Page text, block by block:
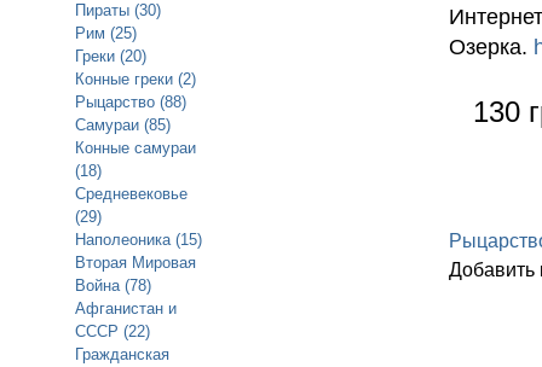
Пираты (30)
Рим (25)
Греки (20)
Конные греки (2)
Рыцарство (88)
Самураи (85)
Конные самураи
(18)
Средневековье
(29)
Наполеоника (15)
Вторая Мировая
Война (78)
Афганистан и
СССР (22)
Гражданская
Озерка.
130
Добавить